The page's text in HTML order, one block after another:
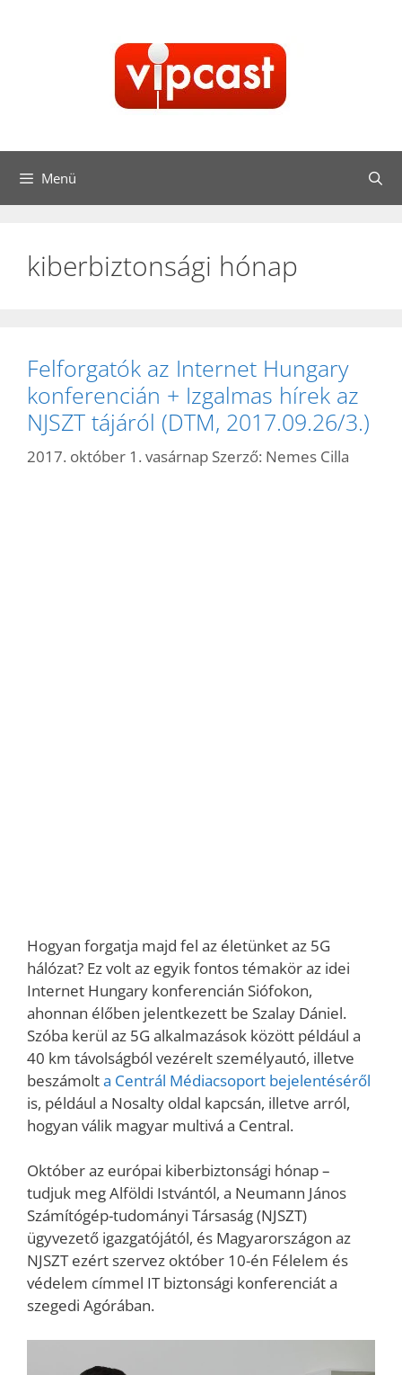
Menü
kiberbiztonsági hónap
Felforgatók az Internet Hungary
konferencián + Izgalmas hírek az
NJSZT tájáról (DTM, 2017.09.26/3.)
2017. október 1. vasárnap Szerző: Nemes Cilla
Hogyan forgatja majd fel az életünket az 5G
hálózat? Ez volt az egyik fontos témakör az idei
Internet Hungary konferencián Siófokon,
ahonnan élőben jelentkezett be Szalay Dániel.
Szóba kerül az 5G alkalmazások között például a
40 km távolságból vezérelt személyautó, illetve
beszámolta Centrál Médiacsoport bejelentéséről
is, például a Nosalty oldal kapcsán, illetve arról,
hogyan válik magyar multivá a Central.
Október az európai kiberbiztonsági hónap –
tudjuk meg Alföldi Istvántól, a Neumann János
Számítógép-tudományi Társaság (NJSZT)
ügyvezető igazgatójától, és Magyarországon az
NJSZT ezért szervez október 10-én Félelem és
védelem címmel IT biztonsági konferenciát a
szegedi Agórában.